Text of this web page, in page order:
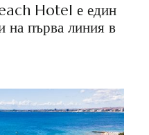
Hotel е един
на първа линия в